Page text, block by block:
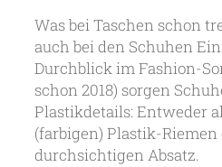
Was bei Taschen schon
auch bei den Schuhen
Durchblick im Fashion-
schon 2018) sorgen
Plastikdetails: Entweder
(farbigen) Plastik-
durchsichtigen Absatz.